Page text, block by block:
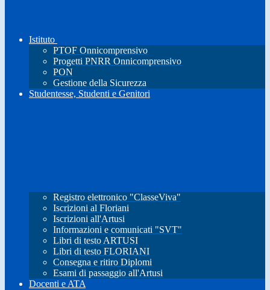
Istituto
PTOF Onnicomprensivo
Progetti PNRR Onnicomprensivo
PON
Gestione della Sicurezza
Studentesse, Studenti e Genitori
Registro elettronico "ClasseViva"
Iscrizioni al Floriani
Iscrizioni all'Artusi
Informazioni e comunicati "SVT"
Libri di testo ARTUSI
Libri di testo FLORIANI
Consegna e ritiro Diplomi
Esami di passaggio all'Artusi
Docenti e ATA